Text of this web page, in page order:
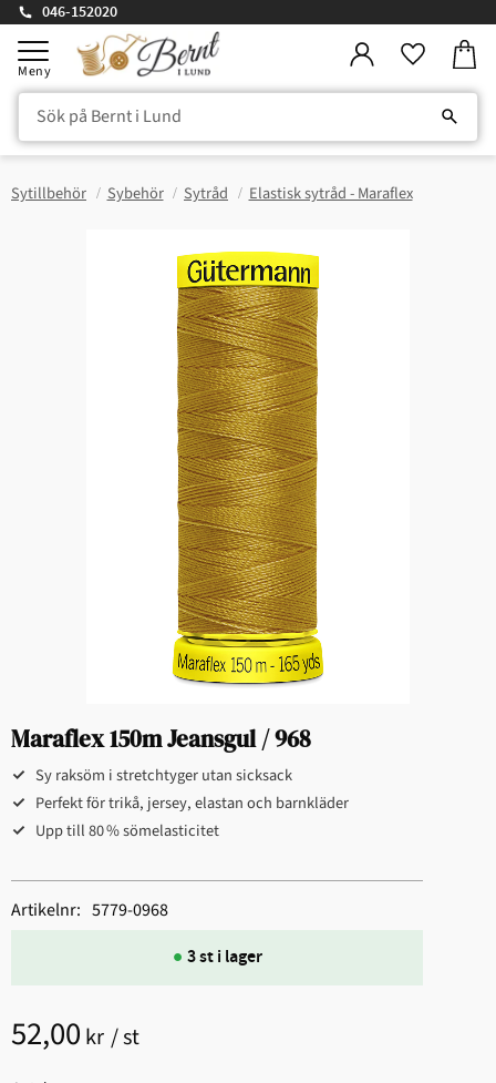
Meny
046-152020
Sytillbehör Sybehör Sytråd Elastisk sytråd - Maraflex
Maraflex 150m Jeansgul / 968
Sy raksöm i stretchtyger utan sicksack
Perfekt för trikå, jersey, elastan och barnkläder
Upp till 80 % sömelasticitet
52,00 kr /st
3 st i lager
Artikelnr 5779-0968